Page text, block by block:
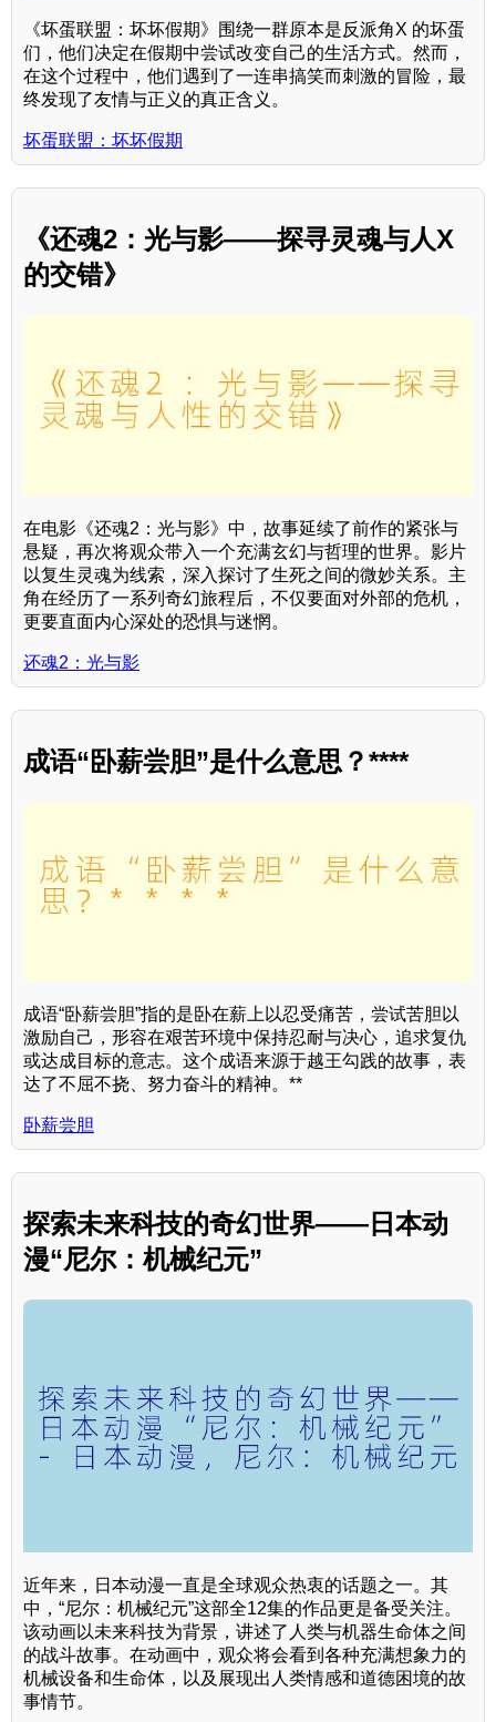
《坏蛋联盟：坏坏假期》围绕一群原本是反派角X 的坏蛋
们，他们决定在假期中尝试改变自己的生活方式。然而，
在这个过程中，他们遇到了一连串搞笑而刺激的冒险，最
终发现了友情与正义的真正含义。
坏蛋联盟：坏坏假期
《还魂2：光与影——探寻灵魂与人X
的交错》
在电影《还魂2：光与影》中，故事延续了前作的紧张与
悬疑，再次将观众带入一个充满玄幻与哲理的世界。影片
以复生灵魂为线索，深入探讨了生死之间的微妙关系。主
角在经历了一系列奇幻旅程后，不仅要面对外部的危机，
更要直面内心深处的恐惧与迷惘。
还魂2：光与影
成语“卧薪尝胆”是什么意思？****
成语“卧薪尝胆”指的是卧在薪上以忍受痛苦，尝试苦胆以
激励自己，形容在艰苦环境中保持忍耐与决心，追求复仇
或达成目标的意志。这个成语来源于越王勾践的故事，表
达了不屈不挠、努力奋斗的精神。**
卧薪尝胆
探索未来科技的奇幻世界——日本动
漫“尼尔：机械纪元”
近年来，日本动漫一直是全球观众热衷的话题之一。其
中，“尼尔：机械纪元”这部全12集的作品更是备受关注。
该动画以未来科技为背景，讲述了人类与机器生命体之间
的战斗故事。在动画中，观众将会看到各种充满想象力的
机械设备和生命体，以及展现出人类情感和道德困境的故
事情节。